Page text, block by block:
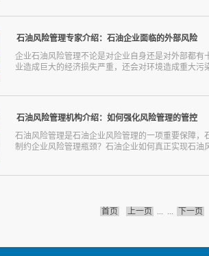
照规程进行操作极有可能会发生很大的安全事故。
的安全隐患。综上所述，供电安全技术培训对于企
在工业安全技术培训之后员工可以了解更多的有关
的建设，把责任分配到人，层层落实化工行业想要落
这就是队伍具备更强的安全意识，了解更多安全管
于化工企业的安全管理人员来说，除了要自身经常
靠的化工安全管理还需要建立健全的各级安全生产责
速落实到位则需要建立在严格规章制度和安全档案
以往的剖析案例，分析相应的原因并及时的总结规
工作，真正做到赏罚分明。总之化工安全管理落实到
石油风险管理专家介绍：石油企业面临的外部风险
企业石油风险管理不论是对企业自身还是对外部都
业造成巨大的经济损失严重，还会对环境造成重大污
细介绍。第1、价格风险众所周知石油作为一种不可
大那么石油的成本就会提高，在还没有找到可以替
定局。在这个情况下石油风险管理可以有效的提升
可以缓解中国石油企业对国际石油市场的过度依赖。
石油企业已然拥有了一定的石油风险管理基础，如
海上安全很令人担忧，所以这条海上航道可能随时
石油风险管理机构介绍：如何强化风险管理的管控
石油风险管理是石油企业风险管理的一项重要保障
制约企业风险管理瓶颈？石油企业如何真正实现石油
安全举措等方面进行隐患和不足的查找，真实的石
到位，在进行危险作业前质量好信誉好的石油风险
首页 上一页 ... ... 下一页